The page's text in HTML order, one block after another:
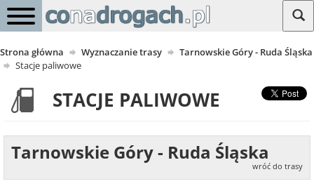
Strona główna Wyznaczanie trasy
Tarnowskie Góry - Ruda Śląska
Stacje paliwowe
STACJE PALIWOWE
Tarnowskie Góry - Ruda Śląska
wróć do trasy